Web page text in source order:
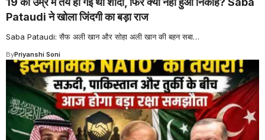
Pataudi ने खोला जिंदगी का बड़ा राज
Saba Pataudi: सैफ अली खान और सोहा अली खान की बहन सबा…
ByPriyanshi Soni